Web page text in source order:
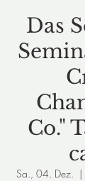
Das
Co."
Sa., 04. Dez.
  |